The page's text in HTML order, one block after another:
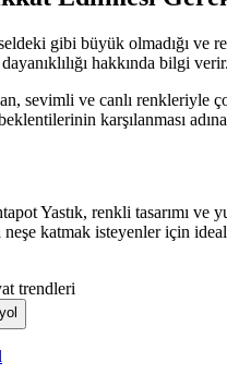
gibi büyük olmadığı ve
hakkında bilgi verir.
sevimli ve canlı renkleriyle
karşılanması
Yastık, renkli tasarımı ve
katmak isteyenler için
trendleri